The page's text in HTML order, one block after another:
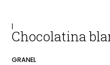
|
Chocolatina
GRANEL